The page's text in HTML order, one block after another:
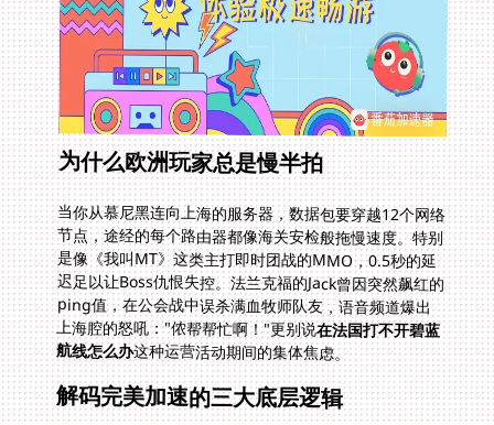
为什么欧洲玩家总是慢半拍
当你从慕尼黑连向上海的服务器，数据包要穿越12个网络
节点，途经的每个路由器都像海关安检般拖慢速度。特别
是像《我叫MT》这类主打即时团战的MMO，0.5秒的延
迟足以让Boss仇恨失控。法兰克福的Jack曾因突然飙红的
ping值，在公会战中误杀满血牧师队友，语音频道爆出
上海腔的怒吼："侬帮帮忙啊！"更别说在法国打不开碧蓝
航线怎么办这种运营活动期间的集体焦虑。
解码完美加速的三大底层逻辑